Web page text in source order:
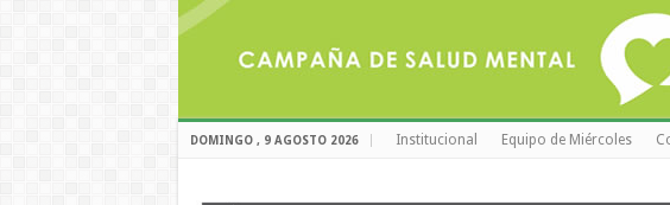
DOMINGO , 9 AGOSTO 2026 Institucional Equipo de Miércoles